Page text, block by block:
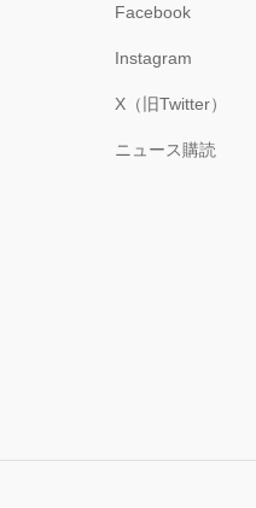
Facebook
Instagram
X（旧Twitter）
ニュース購読